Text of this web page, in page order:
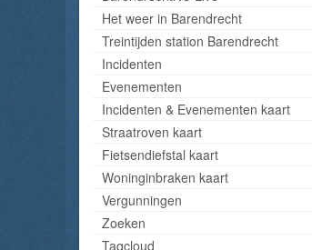
Het weer in Barendrecht
Treintijden station Barendrecht
Incidenten
Evenementen
Incidenten & Evenementen kaart
Straatroven kaart
Fietsendiefstal kaart
Woninginbraken kaart
Vergunningen
Zoeken
Tagcloud